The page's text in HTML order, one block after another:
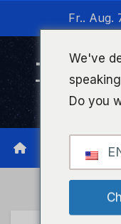
wechseln
Fr.. Aug.
We've
Do you